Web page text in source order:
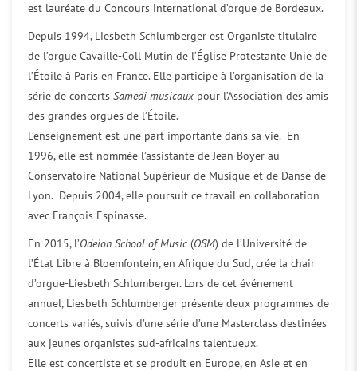
est lauréate du Concours international d’orgue de Bordeaux.
Depuis 1994, Liesbeth Schlumberger est Organiste titulaire
de l’orgue Cavaillé-Coll Mutin de l’Église Protestante Unie de
l’Étoile à Paris en France. Elle participe à l’organisation de la
série de concerts Samedi musicaux pour l’Association des amis
des grandes orgues de l’Étoile.
L’enseignement est une part importante dans sa vie. En
1996, elle est nommée l’assistante de Jean Boyer au
Conservatoire National Supérieur de Musique et de Danse de
Lyon. Depuis 2004, elle poursuit ce travail en collaboration
avec François Espinasse.
En 2015, l’Odeion School of Music (OSM) de l’Université de
l’État Libre à Bloemfontein, en Afrique du Sud, crée la chair
d’orgue-Liesbeth Schlumberger. Lors de cet événement
annuel, Liesbeth Schlumberger présente deux programmes de
concerts variés, suivis d’une série d’une Masterclass destinées
aux jeunes organistes sud-africains talentueux.
Elle est concertiste et se produit en Europe, en Asie et en